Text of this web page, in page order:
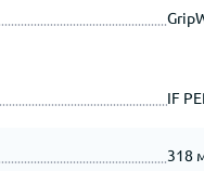
IF
318